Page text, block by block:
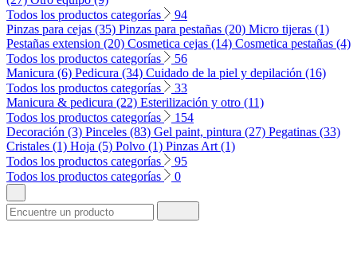
Todos los productos categorías
94
Pinzas para cejas (35) Pinzas para pestañas (20) Micro tijeras (1)
Pestañas extension (20) Cosmetica cejas (14) Cosmetica pestañas (4)
Todos los productos categorías
56
Manicura (6) Pedicura (34) Cuidado de la piel y depilación (16)
Todos los productos categorías
33
Manicura & pedicura (22) Esterilización y otro (11)
Todos los productos categorías
154
Decoración (3) Pinceles (83) Gel paint, pintura (27) Pegatinas (33)
Cristales (1) Hoja (5) Polvo (1) Pinzas Art (1)
Todos los productos categorías
95
Todos los productos categorías
0